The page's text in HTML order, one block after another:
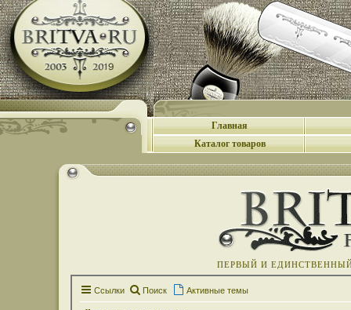
Главная
Каталог товаров
ПЕРВЫЙ И
Ссылки Поиск Активные темы